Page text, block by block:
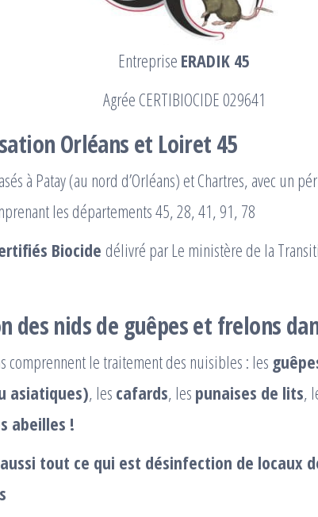
Entreprise ERADIK 45
Agrée CERTIBIOCIDE 029641
Orléans et Loiret 45
à Patay (au nord d’Orléans) et Chartres, avec un
les départements 45, 28, 41, 91, 78
Biocide délivré par Le ministère de la
des nids de guêpes et frelons
comprennent le traitement des nuisibles : les
asiatiques), les cafards, les punaises de lits,
abeilles !
tout ce qui est désinfection de locaux